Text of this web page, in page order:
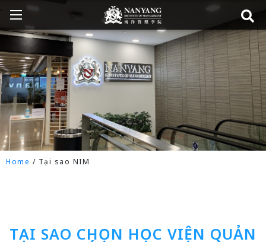
Home / Tại sao NIM
TẠI SAO CHỌN HỌC VIỆN QUẢN